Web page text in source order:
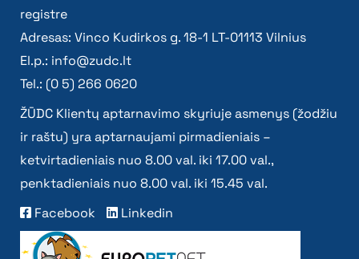
registre
Adresas: Vinco Kudirkos g. 18-1 LT-01113 Vilnius
El.p.: info@zudc.lt
Tel.: (0 5) 266 0620
ŽŪDC Klientų aptarnavimo skyriuje asmenys (žodžiu
ir raštu) yra aptarnaujami pirmadieniais –
ketvirtadieniais nuo 8.00 val. iki 17.00 val.,
penktadieniais nuo 8.00 val. iki 15.45 val.
Facebook
Linkedin